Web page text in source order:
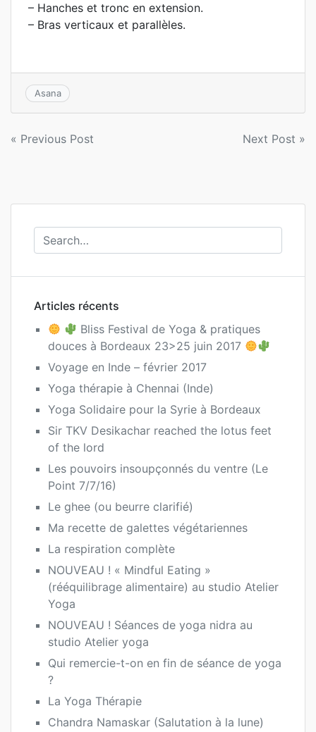
– Hanches et tronc en extension.
– Bras verticaux et parallèles.
Asana
Navigation
l’article
« Previous Post Next Post »
Articles récents
Bliss Festival de Yoga & pratiques
douces à Bordeaux 23>25 juin 2017
Voyage en Inde – février 2017
Yoga thérapie à Chennai (Inde)
Yoga Solidaire pour la Syrie à Bordeaux
Sir TKV Desikachar reached the lotus feet
of the lord
Les pouvoirs insoupçonnés du ventre (Le
Point 7/7/16)
Le ghee (ou beurre clarifié)
Ma recette de galettes végétariennes
La respiration complète
NOUVEAU ! « Mindful Eating »
(rééquilibrage alimentaire) au studio Atelier
Yoga
NOUVEAU ! Séances de yoga nidra au
studio Atelier yoga
Qui remercie-t-on en fin de séance de yoga
?
La Yoga Thérapie
Chandra Namaskar (Salutation à la lune)